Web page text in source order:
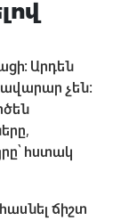
Արդեն
չեն։
հստակ
հասնել ճիշտ